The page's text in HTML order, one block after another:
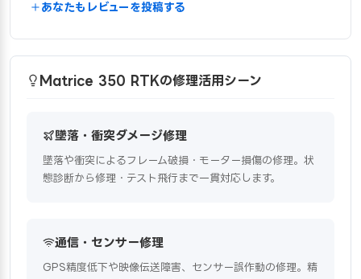
あなたもレビューを投稿する
Matrice 350 RTKの修理活用シーン
墜落・衝突ダメージ修理
墜落や衝突によるフレーム破損・モーター損傷の修理。状
態診断から修理・テスト飛行まで一貫対応します。
通信・センサー修理
GPS精度低下や映像伝送障害、センサー誤作動の修理。精